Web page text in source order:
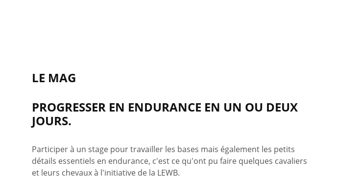
LE MAG
PROGRESSER EN ENDURANCE EN UN OU DEUX
JOURS.
Participer à un stage pour travailler les bases mais également les petits
détails essentiels en endurance, c'est ce qu'ont pu faire quelques cavaliers
et leurs chevaux à l'initiative de la LEWB.